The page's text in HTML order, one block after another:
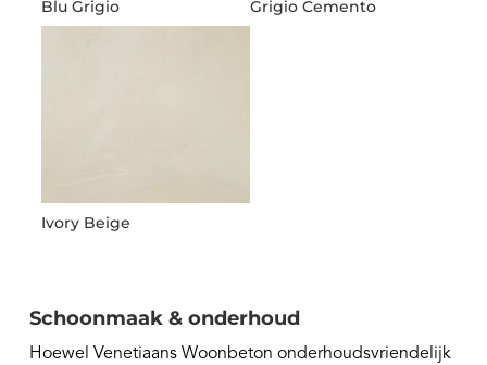
Blu Grigio Grigio Cemento
Ivory Beige
Schoonmaak & onderhoud
Hoewel Venetiaans Woonbeton onderhoudsvriendelijk